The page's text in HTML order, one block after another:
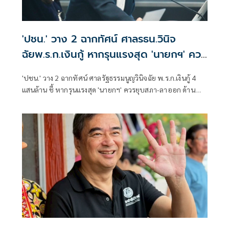
'ปชน.' วาง 2 ฉากทัศน์ ศาลรธน.วินิจ
ฉัยพ.ร.ก.เงินกู้ หากรุนแรงสุด 'นายกฯ' ควร
'ปชน.' วาง 2 ฉากทัศน์ ศาลรัฐธรรมนูญวินิจฉัย พ.ร.ก.เงินกู้ 4
แสนล้าน ชี้ หากรุนแรงสุด 'นายกฯ' ควรยุบสภา-ลาออก ด้าน
พบไร้โรดแมพเปลี่ยนผ่านพลังงาน เสี่ยงเกิดเบี้ยหัวแตก ยัดไส้-
สอดไส้โครงการ